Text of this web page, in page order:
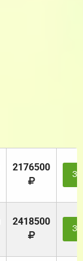
2176500
2418500